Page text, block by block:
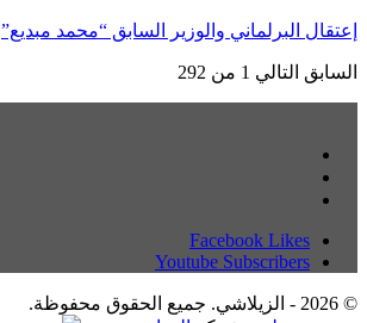
إعتقال البرلماني والوزير السابق “محمد مبديع”
السابق التالي 1 من 292
Facebook Likes
Youtube Subscribers
© 2026 - الزيلاشي. جميع الحقوق محفوظة.